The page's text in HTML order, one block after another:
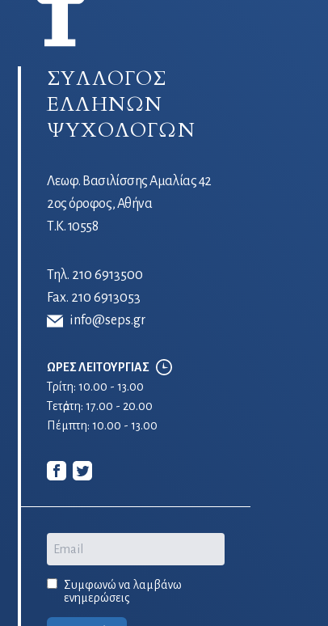
ΣΥΛΛΟΓΟΣ
ΕΛΛΗΝΩΝ
ΨΥΧΟΛΟΓΩΝ
Λεωφ. Βασιλίσσης Αμαλίας 42
2ος όροφος, Αθήνα
Τ.Κ. 10558
Τηλ. 210 6913500
Fax. 210 6913053
info@seps.gr
ΩΡΕΣ ΛΕΙΤΟΥΡΓΙΑΣ
Τρίτη: 10.00 - 13.00
Τετἀρτη: 17.00 - 20.00
Πέμπτη: 10.00 - 13.00
Email
Συμφωνώ να λαμβάνω
ενημερώσεις